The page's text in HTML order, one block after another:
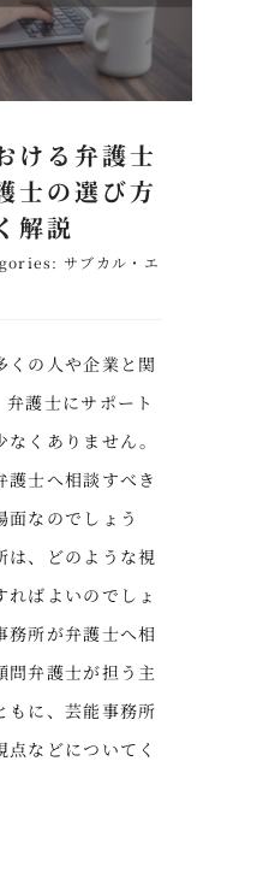
ける弁護士
士の選び方
解説
サブカル・エ
くの人や企業と関
護士にサポート
くありません。
護士へ相談すべき
面なのでしょう
は、どのような視
ればよいのでしょ
務所が弁護士へ相
問弁護士が担う主
もに、芸能事務所
などについてく